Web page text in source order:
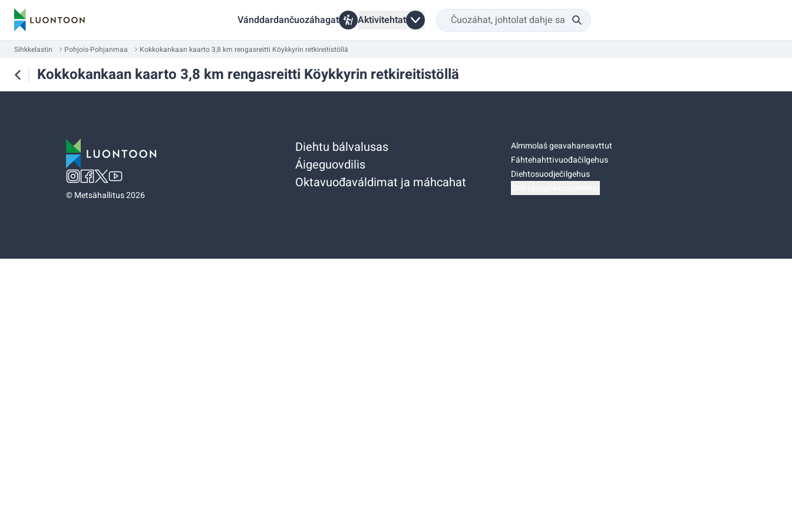
Vánddardančuozáhagat Aktivitehtat
Sihkkelastin Pohjois-Pohjanmaa Kokkokankaan kaarto 3,8 km rengasreitti Köykkyrin retkireitistöllä
Kokkokankaan kaarto 3,8 km rengasreitti Köykkyrin retkireitistöllä
©Metsähallitus 2026
Diehtu bálvalusas
Áigeguovdilis
Oktavuođaváldimat ja máhcahat
Almmolaš geavahaneavttut
Fáhtehahttivuođačilgehus
Diehtosuodječilgehus